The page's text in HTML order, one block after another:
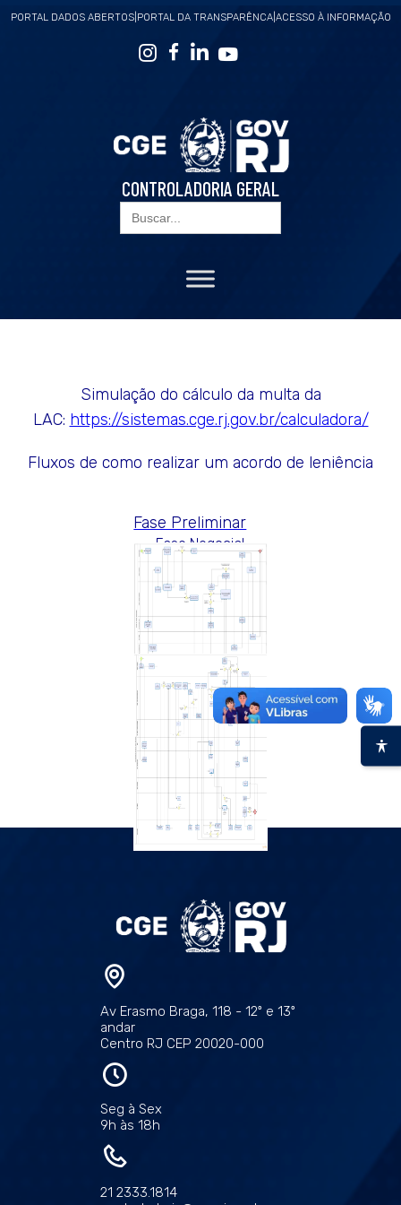
PORTAL DADOS ABERTOS| PORTAL DA TRANSPARÊNCA| ACESSO À INFORMAÇÃO
CONTROLADORIA GERAL
Search
for:
Simulação do cálculo da multa da
LAC: https://sistemas.cge.rj.gov.br/calculadora/
Fluxos de como realizar um acordo de leniência
Fase Preliminar
Fase Negocial
Av Erasmo Braga, 118 - 12º e 13º
andar
Centro RJ CEP 20020-000
Seg à Sex
9h às 18h
21 2333.1814